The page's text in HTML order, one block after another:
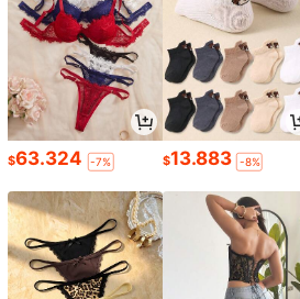
$63.324 -7% $13.883 -8%